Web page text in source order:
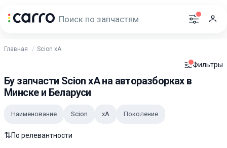
Главная Scion xA
Фильтры
Бу запчасти Scion xA на авторазборках в
Минске и Беларуси
Наименование Scion xA Поколение
⇅По релевантности